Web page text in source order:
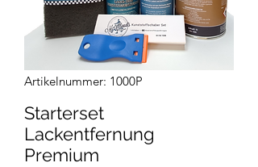
Artikelnummer: 1000P
Starterset
Lackentfernung
Premium